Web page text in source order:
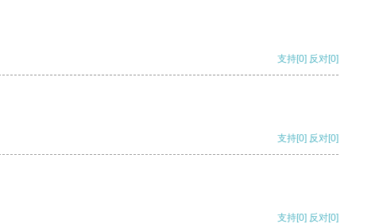
支持[0] 反对[0]
支持[0] 反对[0]
支持[0] 反对[0]